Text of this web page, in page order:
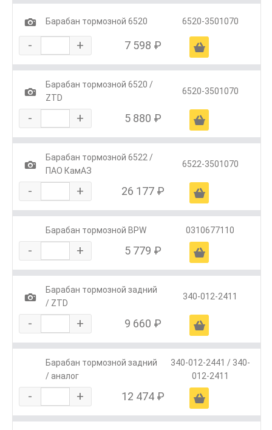
1 Барабан тормозной 6520 6520-3501070
- + 7 598 ₽ Ä
1
Барабан тормозной 6520 /
ZTD
6520-3501070
- + 5 880 ₽ Ä
1
Барабан тормозной 6522 /
ПАО КамАЗ
6522-3501070
- + 26 177 ₽ Ä
Барабан тормозной BPW 0310677110
- + 5 779 ₽ Ä
1
Барабан тормозной задний
/ ZTD
340-012-2411
- + 9 660 ₽ Ä
Барабан тормозной задний
/ аналог
340-012-2441 / 340-
012-2411
- + 12 474 ₽ Ä